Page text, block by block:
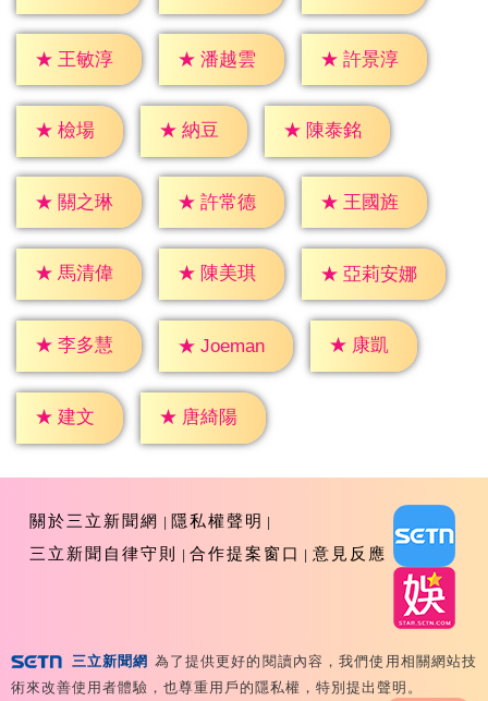
★ 王敏淳 ★ 潘越雲 ★ 許景淳
★ 檢場 ★ 納豆 ★ 陳泰銘
★ 關之琳 ★ 許常德 ★ 王國旌
★ 馬清偉 ★ 陳美琪 ★ 亞莉安娜
★ 李多慧 ★ Joeman ★ 康凱
★ 建文 ★ 唐綺陽
關於三立新聞網
隱私權聲明
三立新聞自律守則
合作提案窗口 意見反應
Copyright ©2026 Sanlih E-Television All Rights
三立新聞網 為了提供更好的閱讀內容，我們使用相關網站技
術來改善使用者體驗，也尊重用戶的隱私權，特別提出聲明。